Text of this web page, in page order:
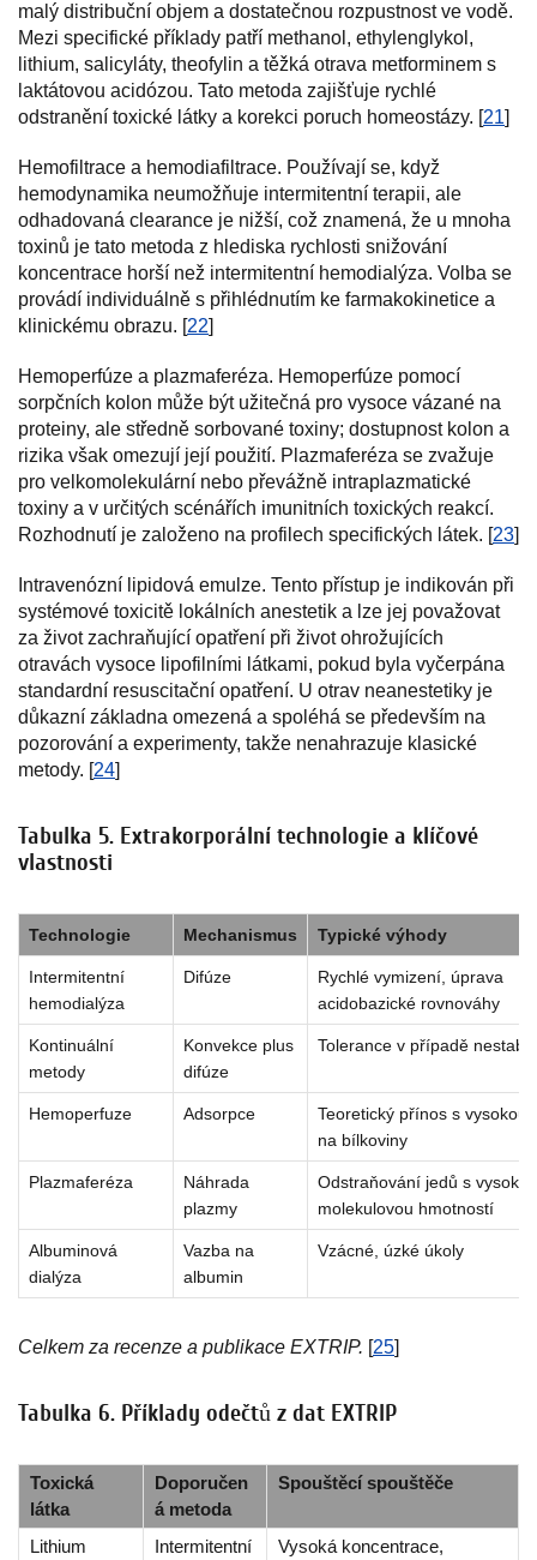
malý distribuční objem a dostatečnou rozpustnost ve vodě.
Mezi specifické příklady patří methanol, ethylenglykol,
lithium, salicyláty, theofylin a těžká otrava metforminem s
laktátovou acidózou. Tato metoda zajišťuje rychlé
odstranění toxické látky a korekci poruch homeostázy. [21]
Hemofiltrace a hemodiafiltrace. Používají se, když
hemodynamika neumožňuje intermitentní terapii, ale
odhadovaná clearance je nižší, což znamená, že u mnoha
toxinů je tato metoda z hlediska rychlosti snižování
koncentrace horší než intermitentní hemodialýza. Volba se
provádí individuálně s přihlédnutím ke farmakokinetice a
klinickému obrazu. [22]
Hemoperfúze a plazmaferéza. Hemoperfúze pomocí
sorpčních kolon může být užitečná pro vysoce vázané na
proteiny, ale středně sorbované toxiny; dostupnost kolon a
rizika však omezují její použití. Plazmaferéza se zvažuje
pro velkomolekulární nebo převážně intraplazmatické
toxiny a v určitých scénářích imunitních toxických reakcí.
Rozhodnutí je založeno na profilech specifických látek. [23]
Intravenózní lipidová emulze. Tento přístup je indikován při
systémové toxicitě lokálních anestetik a lze jej považovat
za život zachraňující opatření při život ohrožujících
otravách vysoce lipofilními látkami, pokud byla vyčerpána
standardní resuscitační opatření. U otrav neanestetiky je
důkazní základna omezená a spoléhá se především na
pozorování a experimenty, takže nenahrazuje klasické
metody. [24]
Tabulka 5. Extrakorporální technologie a klíčové
vlastnosti
Technologie Mechanismus Typické výhody
Intermitentní
hemodialýza
Difúze
Rychlé vymizení, úprava
acidobazické rovnováhy
Kontinuální
metody
Konvekce plus
difúze
Tolerance v případě
Hemoperfuze Adsorpce
Teoretický přínos s vysokou
na bílkoviny
Plazmaferéza
Náhrada
plazmy
Odstraňování jedů s vysokou
molekulovou hmotností
Albuminová
dialýza
Vazba na
albumin
Vzácné, úzké úkoly
Celkem za recenze a publikace EXTRIP. [25]
Tabulka 6. Příklady odečtů z dat EXTRIP
Toxická
látka
Doporučen
á metoda
Spouštěcí spouštěče
Lithium Intermitentní Vysoká koncentrace,